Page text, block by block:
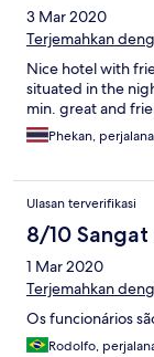
3 Mar 2020
Terjemahkan
Nice hotel with
situated in the
min. great and
Phekan,
Ulasan terverifikasi
8/10 Sangat
1 Mar 2020
Terjemahkan
Os funcionários
Rodolfo,